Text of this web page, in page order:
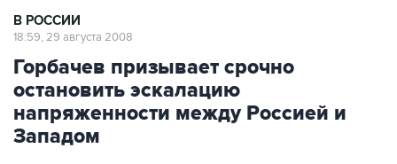
В РОССИИ
18:59, 29 августа 2008
Горбачев призывает срочно
остановить эскалацию
напряженности между Россией и
Западом